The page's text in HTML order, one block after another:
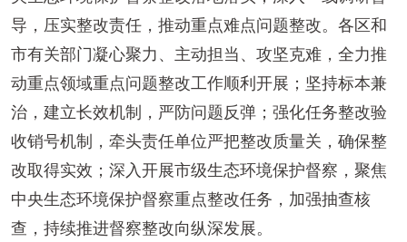
导，压实整改责任，推动重点难点问题整改。各区和
市有关部门凝心聚力、主动担当、攻坚克难，全力推
动重点领域重点问题整改工作顺利开展；坚持标本兼
治，建立长效机制，严防问题反弹；强化任务整改验
收销号机制，牵头责任单位严把整改质量关，确保整
改取得实效；深入开展市级生态环境保护督察，聚焦
中央生态环境保护督察重点整改任务，加强抽查核
查，持续推进督察整改向纵深发展。